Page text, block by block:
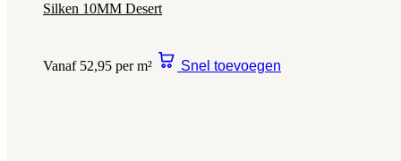
Silken 10MM Desert
Vanaf 52,95 per m² Snel toevoegen